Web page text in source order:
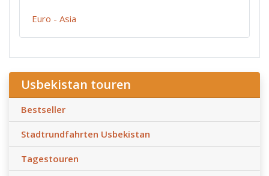
Euro - Asia
Usbekistan touren
Bestseller
Stadtrundfahrten Usbekistan
Tagestouren